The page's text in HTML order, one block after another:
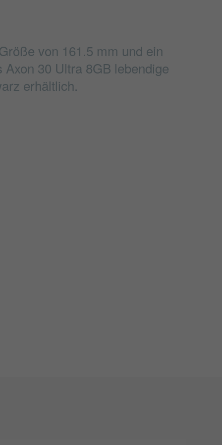
von 161.5 mm und ein
30 Ultra 8GB lebendige
erhältlich.